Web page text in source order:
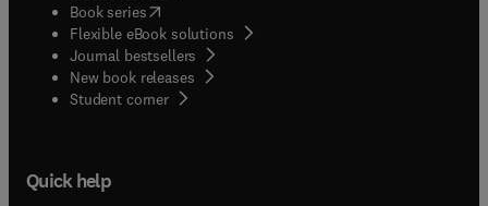
Book series(opens in new tab/window
Flexible eBook solutions
Journal bestsellers
New book releases
Student corner( opens in new tab/window
Quick help